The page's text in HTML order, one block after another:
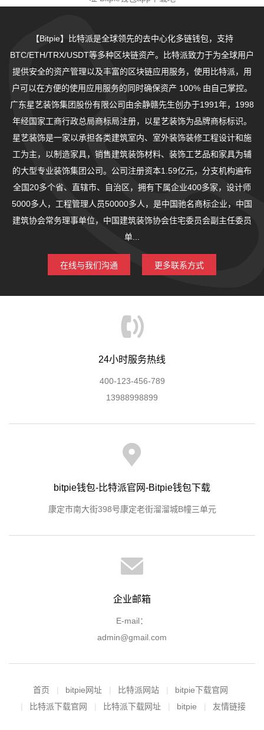
【Bitpie】比特派是全球领先的去中心化多链钱包，支持
BTC/ETH/TRX/USDT等多种区块链资产。比特派致力于为全球用户
提供安全的资产管理以及丰富的区块链应用服务，使用比特派，用
户可以在方便的使用应用服务的同时确保资产 100% 由自己掌控。
广东星艺装饰集团股份有限公司由余静赣先生创办于1991年，1998
年经国家工商行政总局商标局注册，以星艺装饰为品牌商标标识。
星艺装饰是一家以承担各类建筑室内、室外装饰装修工程设计和施
工为主，以制造家具，销售建筑装饰材料、装饰工艺品和家具为辅
的大型专业装饰集团公司。公司注册资本1.59亿元，分支机构遍布
全国20多个省、直辖市、自治区，拥有下属企业400多家，设计师
5000多人，工程管理人员50000多人，是中国驰名商标企业，中国
建筑协会常务理事单位，中国建筑装饰协会住宅委员会副主任委员
单...
在线与我们沟通 更多联系方式
24小时服务热线
400-123-456-789
13988998899
bitpie钱包-比特派官网-Bitpie钱包下载
康定市南大街398号康定老街溜溜城B幢三单元
企业邮箱
E-mail：
admin@gmail.com
首页 bitpie网址 比特派网站
bitpie下载官网
比特派下载官网
比特派下载网址 bitpie 友情链接